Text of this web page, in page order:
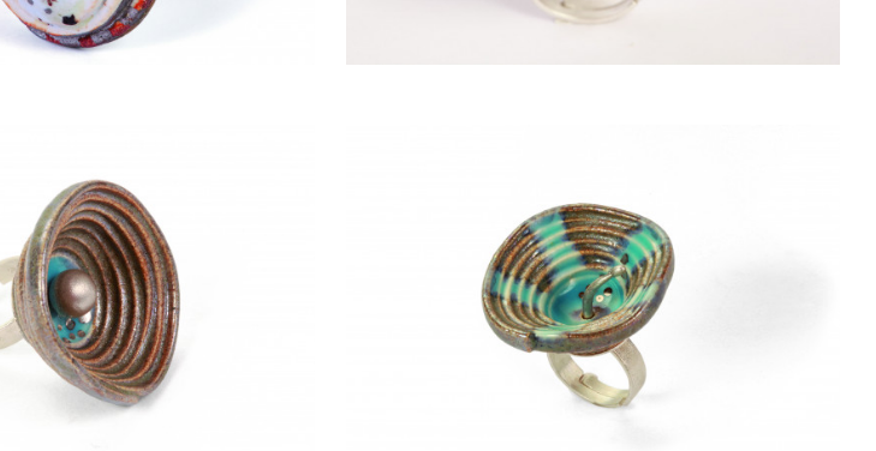
ACQUISTARE ACQUISTARE